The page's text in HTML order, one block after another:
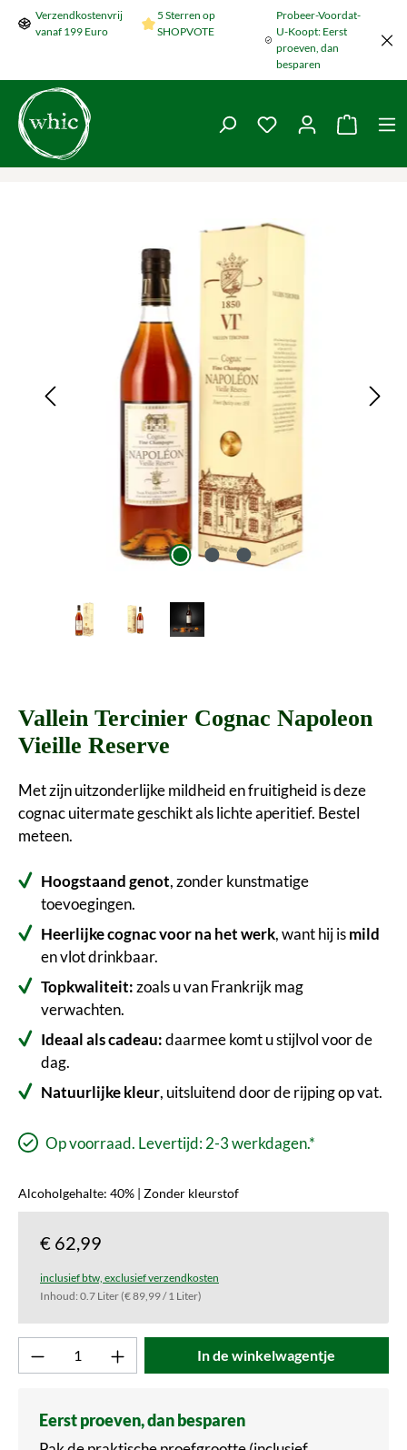
Naar de hoofdinhoud springen
Verzendkostenvrij
vanaf 199 Euro
5 Sterren op
SHOPVOTE
Probeer-Voordat-
U-Koopt: Eerst
proeven, dan
besparen
Je hebt 0 items op
De
Vallein Tercinier Cognac Napoleon
Vieille Reserve
Met zijn uitzonderlijke mildheid en fruitigheid is deze
cognac uitermate geschikt als lichte aperitief. Bestel
meteen.
Hoogstaand genot, zonder kunstmatige
toevoegingen.
Heerlijke cognac voor na het werk, want hij ismild
en vlot drinkbaar.
Topkwaliteit:zoals u van Frankrijk mag
verwachten.
Ideaal als cadeau:daarmee komt u stijlvol voor de
dag.
Natuurlijke kleur, uitsluitend door de rijping op vat.
Op voorraad. Levertijd: 2-3 werkdagen.*
Alcoholgehalte: 40% | Zonder kleurstof
€ 62,99
inclusief btw, exclusief verzendkosten
Inhoud: 0.7 Liter(€ 89,99 / 1 Liter)
Product aantal: Voer de gewenste waarde
In de winkelwagentje
Eerst proeven, dan besparen